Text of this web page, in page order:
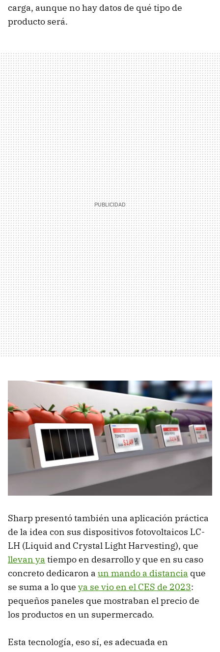
carga, aunque no hay datos de qué tipo de
producto será.
Sharp presentó también una aplicación práctica
de la idea con sus dispositivos fotovoltaicos LC-
LH (Liquid and Crystal Light Harvesting), que
llevan ya tiempo en desarrollo y que en su caso
concreto dedicaron a un mando a distancia que
se suma a lo que ya se vio en el CES de 2023:
pequeños paneles que mostraban el precio de
los productos en un supermercado.
Esta tecnología, eso sí, es adecuada en